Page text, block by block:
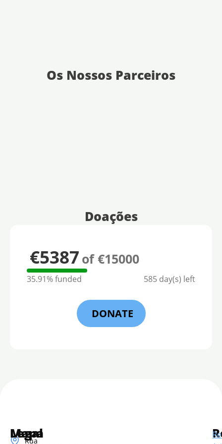
Os Nossos Parceiros
Doações
€5387 of €15000
35.91% funded 585 day(s) left
DONATE
Rua
Mapa
Legal